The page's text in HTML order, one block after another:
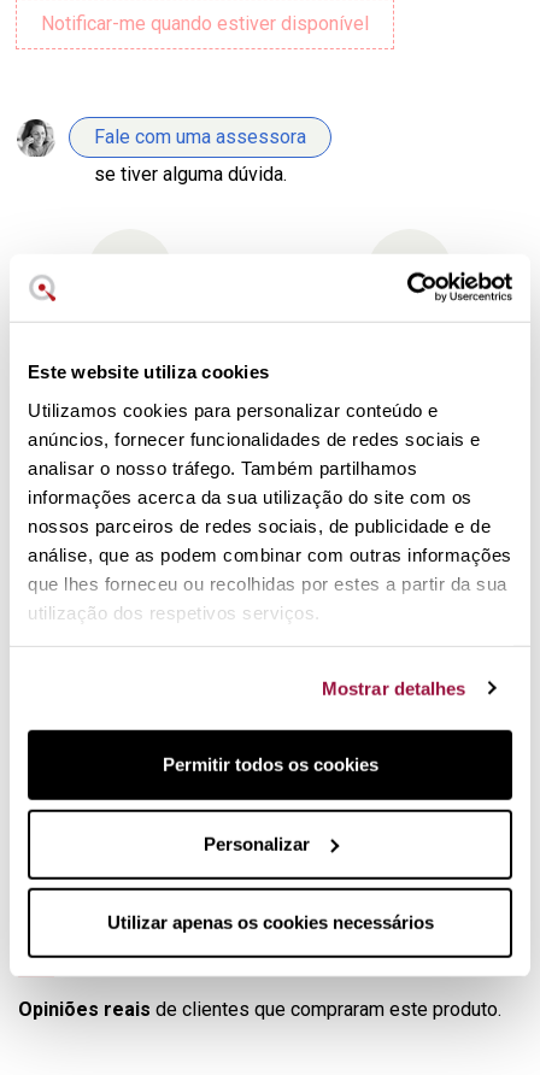
Este website utiliza cookies
Utilizamos cookies para personalizar conteúdo e
anúncios, fornecer funcionalidades de redes sociais e
analisar o nosso tráfego. Também partilhamos
informações acerca da sua utilização do site com os
nossos parceiros de redes sociais, de publicidade e de
análise, que as podem combinar com outras informações
que lhes forneceu ou recolhidas por estes a partir da sua
utilização dos respetivos serviços.
Mostrar detalhes
Permitir todos os cookies
Personalizar
Utilizar apenas os cookies necessários
Fale com uma assessora
se tiver alguma dúvida.
continente
59€.
Embalagem
ecológica
Financie a sua
compra
Escolha a sua mensalidade
copy of Libro Cocina sana para disfrutar
de Isasaweis
Opiniões reais de clientes que compraram este produto.